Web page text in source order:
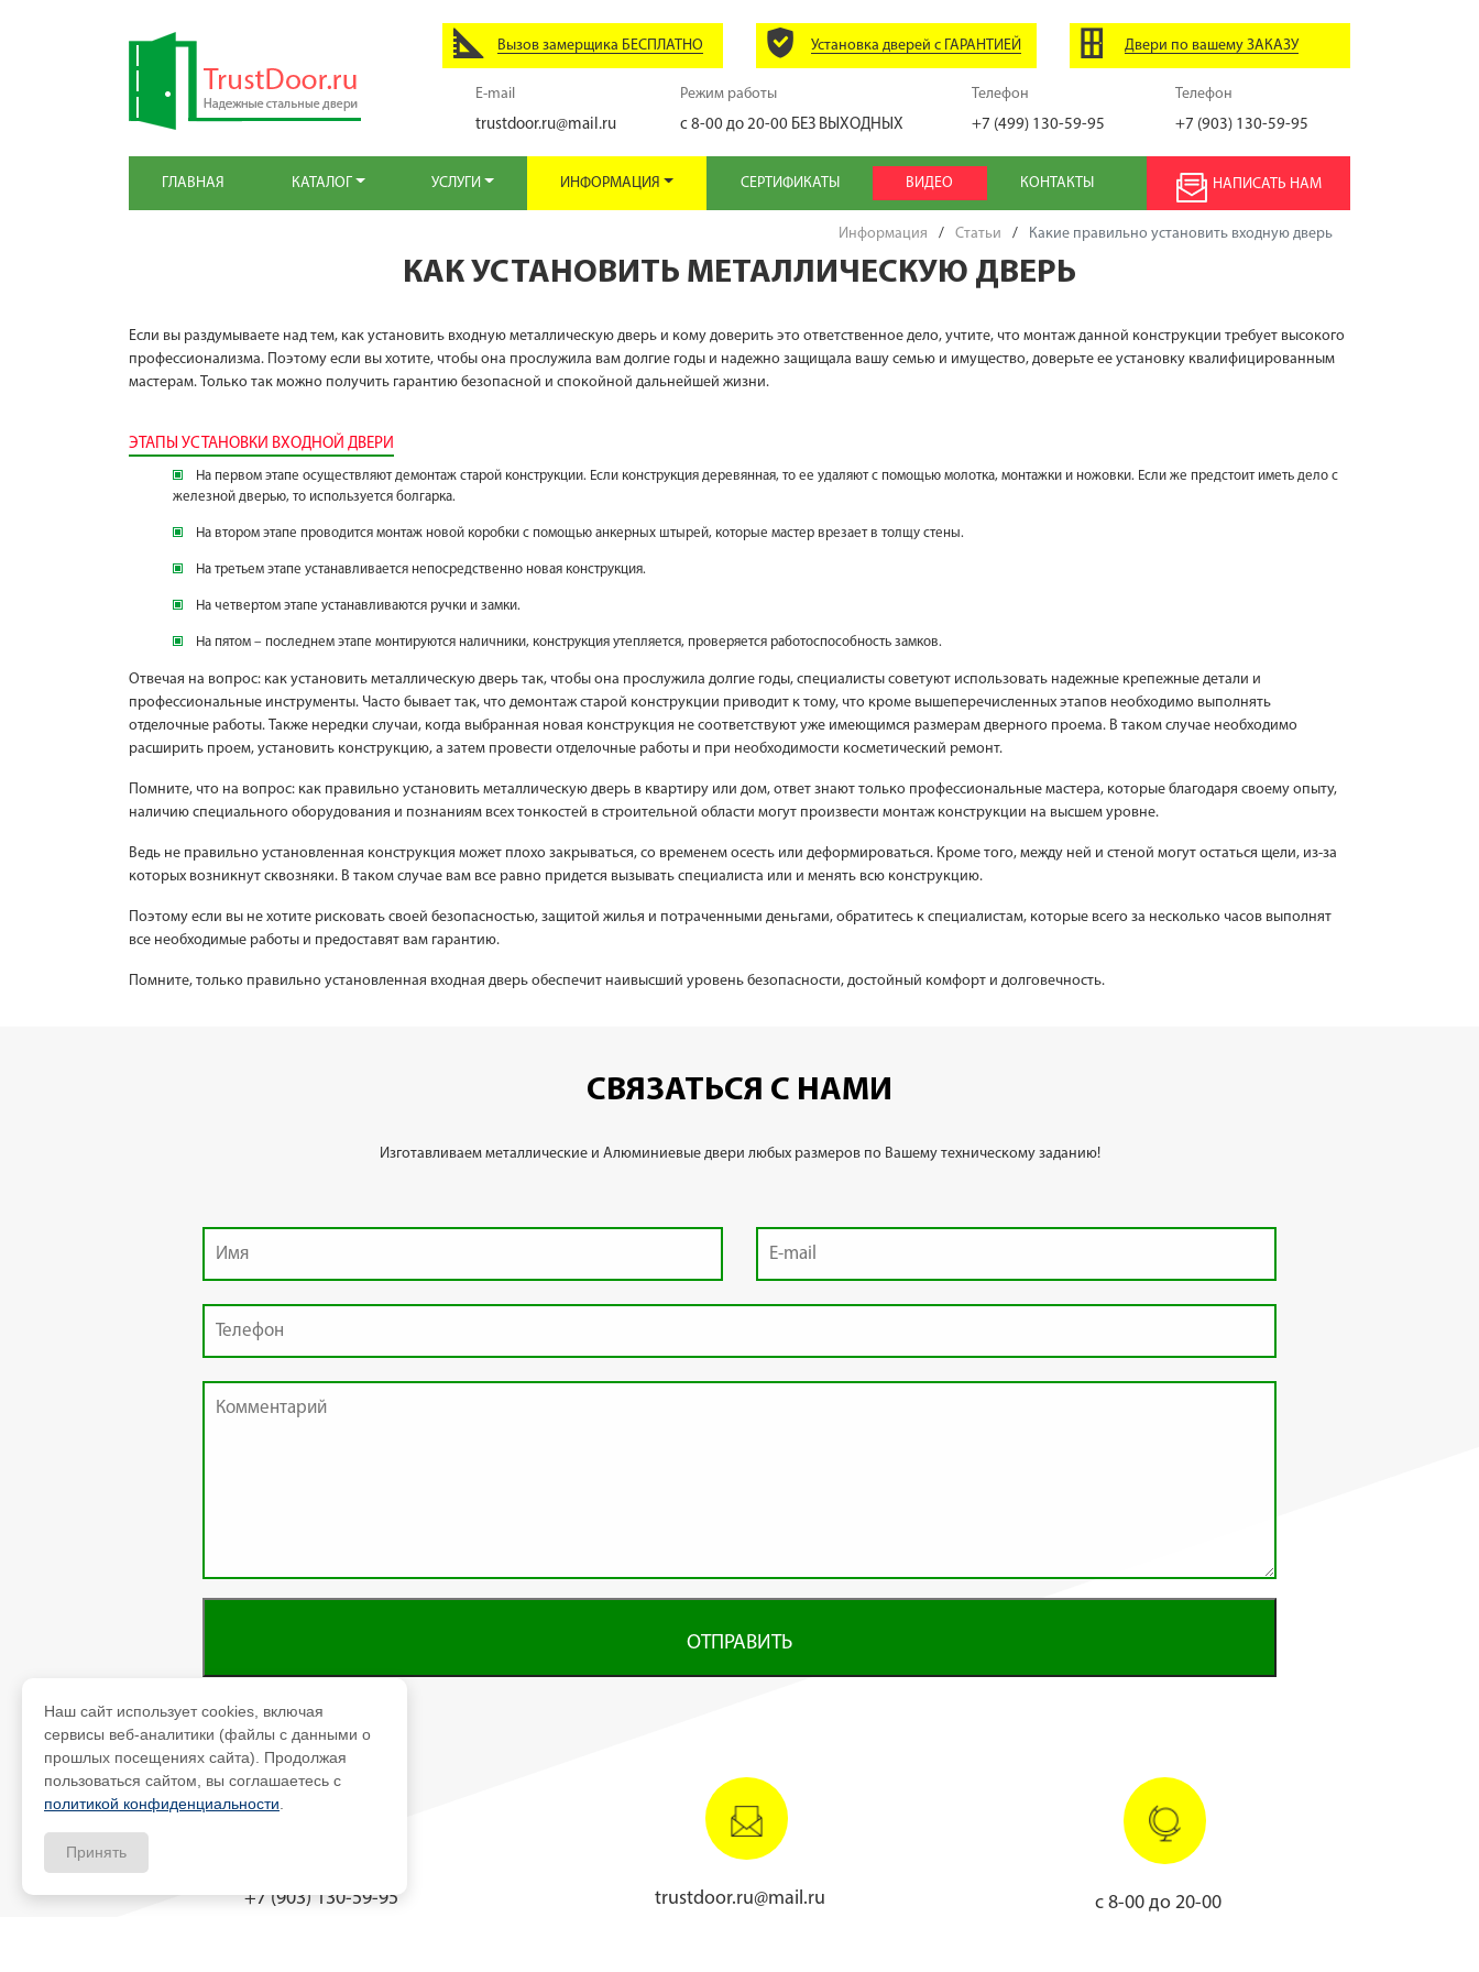
Вызов замерщика БЕСПЛАТНО Установка дверей с ГАРАНТИЕЙ Двери по вашему ЗАКАЗУ
E-mail
trustdoor.ru@mail.ru
Режим работы
с 8-00 до 20-00 БЕЗ ВЫХОДНЫХ
Телефон
+7 (499) 130-59-95
Телефон
+7 (903) 130-59-95
ГЛАВНАЯ КАТАЛОГ УСЛУГИ ИНФОРМАЦИЯ СЕРТИФИКАТЫ ВИДЕО КОНТАКТЫ НАПИСАТЬ НАМ
Информация / Статьи / Какие правильно установить входную дверь
КАК УСТАНОВИТЬ МЕТАЛЛИЧЕСКУЮ ДВЕРЬ
Если вы раздумываете над тем, как установить входную металлическую дверь и кому доверить это ответственное дело, учтите, что монтаж данной конструкции требует высокого
профессионализма. Поэтому если вы хотите, чтобы она прослужила вам долгие годы и надежно защищала вашу семью и имущество, доверьте ее установку квалифицированным
мастерам. Только так можно получить гарантию безопасной и спокойной дальнейшей жизни.
ЭТАПЫ УСТАНОВКИ ВХОДНОЙ ДВЕРИ
На первом этапе осуществляют демонтаж старой конструкции. Если конструкция деревянная, то ее удаляют с помощью молотка, монтажки и ножовки. Если же предстоит иметь дело с
железной дверью, то используется болгарка.
На втором этапе проводится монтаж новой коробки с помощью анкерных штырей, которые мастер врезает в толщу стены.
На третьем этапе устанавливается непосредственно новая конструкция.
На четвертом этапе устанавливаются ручки и замки.
На пятом – последнем этапе монтируются наличники, конструкция утепляется, проверяется работоспособность замков.
Отвечая на вопрос: как установить металлическую дверь так, чтобы она прослужила долгие годы, специалисты советуют использовать надежные крепежные детали и
профессиональные инструменты. Часто бывает так, что демонтаж старой конструкции приводит к тому, что кроме вышеперечисленных этапов необходимо выполнять
отделочные работы. Также нередки случаи, когда выбранная новая конструкция не соответствуют уже имеющимся размерам дверного проема. В таком случае необходимо
расширить проем, установить конструкцию, а затем провести отделочные работы и при необходимости косметический ремонт.
Помните, что на вопрос: как правильно установить металлическую дверь в квартиру или дом, ответ знают только профессиональные мастера, которые благодаря своему опыту,
наличию специального оборудования и познаниям всех тонкостей в строительной области могут произвести монтаж конструкции на высшем уровне.
Ведь не правильно установленная конструкция может плохо закрываться, со временем осесть или деформироваться. Кроме того, между ней и стеной могут остаться щели, из-за
которых возникнут сквозняки. В таком случае вам все равно придется вызывать специалиста или и менять всю конструкцию.
Поэтому если вы не хотите рисковать своей безопасностью, защитой жилья и потраченными деньгами, обратитесь к специалистам, которые всего за несколько часов выполнят
все необходимые работы и предоставят вам гарантию.
Помните, только правильно установленная входная дверь обеспечит наивысший уровень безопасности, достойный комфорт и долговечность.
СВЯЗАТЬСЯ С НАМИ
Изготавливаем металлические и Алюминиевые двери любых размеров по Вашему техническому заданию!
ОТПРАВИТЬ
+7 (903) 130-59-95 trustdoor.ru@mail.ru с 8-00 до 20-00
Наш сайт использует cookies, включая
сервисы веб-аналитики (файлы с данными о
прошлых посещениях сайта). Продолжая
пользоваться сайтом, вы соглашаетесь с
политикой конфиденциальности
Принять